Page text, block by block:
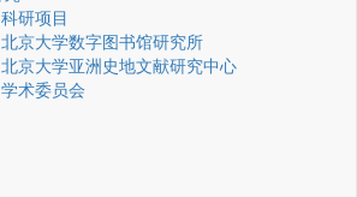
科研项目
北京大学数字图书馆研究所
北京大学亚洲史地文献研究中心
学术委员会